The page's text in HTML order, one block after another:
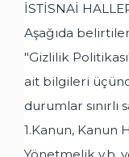
İSTİSNAİ
Aşağıda
"Gizlilik
ait bilgileri
durumlar sınırlı
1.Kanun, Kanun